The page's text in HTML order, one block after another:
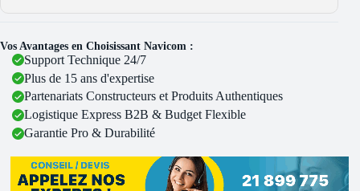
Vos Avantages en Choisissant Navicom :
Support Technique 24/7
Plus de 15 ans d'expertise
Partenariats Constructeurs et Produits Authentiques
Logistique Express B2B & Budget Flexible
Garantie Pro & Durabilité